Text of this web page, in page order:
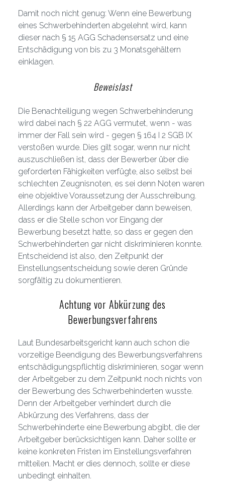
Damit noch nicht genug: Wenn eine Bewerbung
eines Schwerbehinderten abgelehnt wird, kann
dieser nach § 15 AGG Schadensersatz und eine
Entschädigung von bis zu 3 Monatsgehältern
einklagen.
Beweislast
Die Benachteiligung wegen Schwerbehinderung
wird dabei nach § 22 AGG vermutet, wenn - was
immer der Fall sein wird - gegen § 164 I 2 SGB IX
verstoßen wurde. Dies gilt sogar, wenn nur nicht
auszuschließen ist, dass der Bewerber über die
geforderten Fähigkeiten verfügte, also selbst bei
schlechten Zeugnisnoten, es sei denn Noten waren
eine objektive Voraussetzung der Ausschreibung.
Allerdings kann der Arbeitgeber dann beweisen,
dass er die Stelle schon vor Eingang der
Bewerbung besetzt hatte, so dass er gegen den
Schwerbehinderten gar nicht diskriminieren konnte.
Entscheidend ist also, den Zeitpunkt der
Einstellungsentscheidung sowie deren Gründe
sorgfältig zu dokumentieren.
Achtung vor Abkürzung des
Bewerbungsverfahrens
Laut Bundesarbeitsgericht kann auch schon die
vorzeitige Beendigung des Bewerbungsverfahrens
entschädigungspflichtig diskriminieren, sogar wenn
der Arbeitgeber zu dem Zeitpunkt noch nichts von
der Bewerbung des Schwerbehinderten wusste.
Denn der Arbeitgeber verhindert durch die
Abkürzung des Verfahrens, dass der
Schwerbehinderte eine Bewerbung abgibt, die der
Arbeitgeber berücksichtigen kann. Daher sollte er
keine konkreten Fristen im Einstellungsverfahren
mitteilen. Macht er dies dennoch, sollte er diese
unbedingt einhalten.